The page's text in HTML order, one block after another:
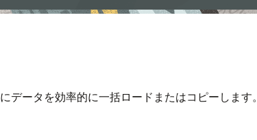
ータを効率的に一括ロードまたはコピーします。